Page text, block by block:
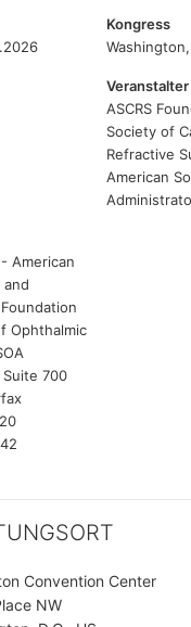
Kongress
Washington,
Veranstalter
ASCRS
Society of
Refractive
American
American
and
Ophthalmic
700
Convention Center
NW